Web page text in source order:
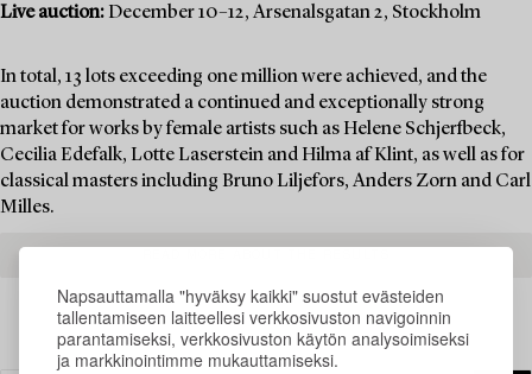
Napsauttamalla "hyväksy kaikki" suostut evästeiden
tallentamiseen laitteellesi verkkosivuston navigoinnin
parantamiseksi, verkkosivuston käytön analysoimiseksi
ja markkinointimme mukauttamiseksi.
Live auction: December 10–12, Arsenalsgatan 2, Stockholm
In total, 13 lots exceeding one million were achieved, and the
auction demonstrated a continued and exceptionally strong
market for works by female artists such as Helene Schjerfbeck,
Cecilia Edefalk, Lotte Laserstein and Hilma af Klint, as well as for
classical masters including Bruno Liljefors, Anders Zorn and Carl
Milles.